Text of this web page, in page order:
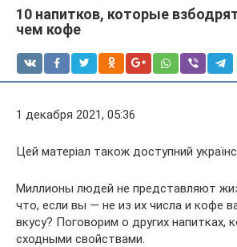
10 напитков, которые
чем кофе
1 декабря 2021, 05:36
Цей матеріал також доступний
Миллионы людей не представляют
что, если вы — не из их числа и кофе
вкусу? Поговорим о других
сходными свойствами.